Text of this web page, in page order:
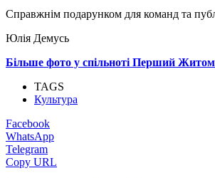
Справжнім подарунком для команд та
Юлія Демусь
Більше фото у спільноті Перший
TAGS
Культура
Facebook
WhatsApp
Telegram
Copy URL